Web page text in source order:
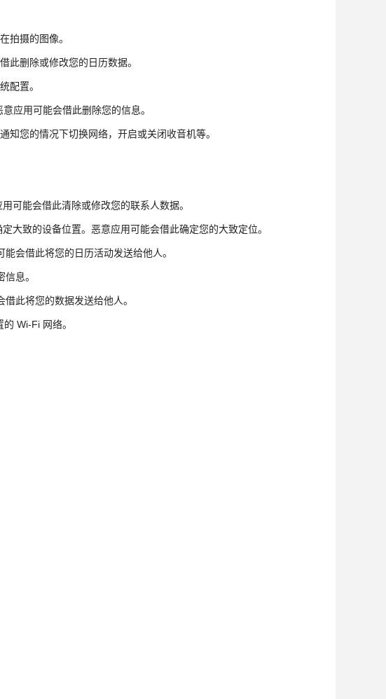
拍摄的图像。
此删除或修改您的日历数据。
配置。
应用可能会借此删除您的信息。
您的情况下切换网络，开启或关闭收音机等。
可能会借此清除或修改您的联系人数据。
大致的设备位置。恶意应用可能会借此确定您的大致定位。
会借此将您的日历活动发送给他人。
息。
此将您的数据发送给他人。
Wi-Fi 网络。